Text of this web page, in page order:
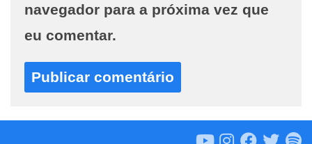
navegador para a próxima vez que
eu comentar.